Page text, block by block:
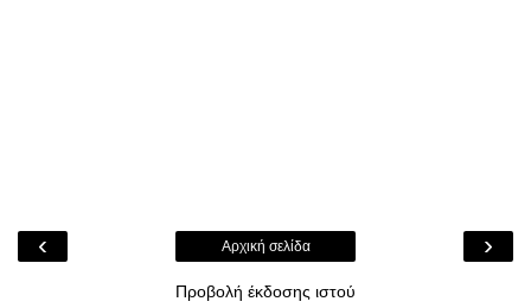
‹ ›
Αρχική σελίδα
Προβολή έκδοσης ιστού